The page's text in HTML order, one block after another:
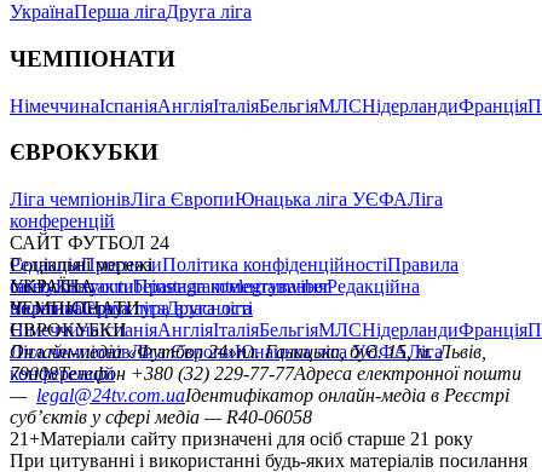
УкраїнаПерша лігаДруга ліга
ЧЕМПІОНАТИ
НімеччинаІспаніяАнгліяІталіяБельгіяМЛСНідерландиФранція
ЄВРОКУБКИ
Ліга чемпіонівЛіга ЄвропиЮнацька ліга УЄФАЛіга
конференцій
САЙТ ФУТБОЛ 24
РедакціяПрогнозиПолітика конфіденційностіПравила
сайтуКонтактиПравила коментуванняРедакційна
політикаСтруктура власності
Соціальні мережі
facebookxyoutubeinstagramtelegramviber
УКРАЇНА
УкраїнаПерша лігаДруга ліга
ЧЕМПІОНАТИ
НімеччинаІспаніяАнгліяІталіяБельгіяМЛСНідерландиФранція
ЄВРОКУБКИ
Ліга чемпіонівЛіга ЄвропиЮнацька ліга УЄФАЛіга
конференцій
Онлайн-медіа «Футбол 24»пл. Галицька, буд. 15, м. Львів,
79008Телефон +380 (32) 229-77-77Адреса електронної пошти
— legal@24tv.com.uaІдентифікатор онлайн-медіа в Реєстрі
суб’єктів у сфері медіа — R40-06058
21+Матеріали сайту призначені для осіб старше 21 року
При цитуванні і використанні будь-яких матеріалів посилання